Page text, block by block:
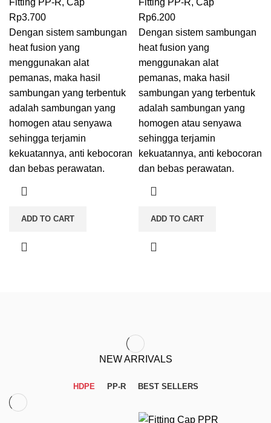
Rp3.700
Dengan sistem sambungan
heat fusion yang
menggunakan alat
pemanas, maka hasil
sambungan yang terbentuk
adalah sambungan yang
homogen atau senyawa
sehingga terjamin
kekuatannya, anti kebocoran
dan bebas perawatan.
ADD TO CART
Rp6.200
Dengan sistem sambungan
heat fusion yang
menggunakan alat
pemanas, maka hasil
sambungan yang terbentuk
adalah sambungan yang
homogen atau senyawa
sehingga terjamin
kekuatannya, anti kebocoran
dan bebas perawatan.
ADD TO CART
NEW ARRIVALS
HDPE PP-R BEST SELLERS